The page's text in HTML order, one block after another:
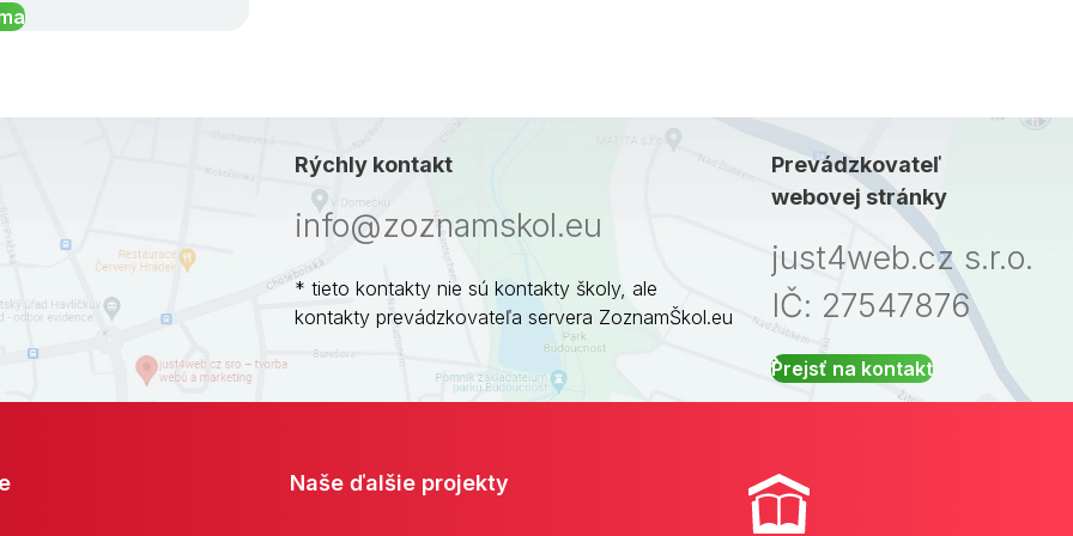
Rýchly kontakt
info@zoznamskol.eu
* tieto kontakty nie sú kontakty školy, ale
kontakty prevádzkovateľa servera ZoznamŠkol.eu
Prevádzkovateľ
webovej stránky
just4web.cz s.r.o.
IČ: 27547876
Prejsť na kontakt
Naše ďalšie projekty